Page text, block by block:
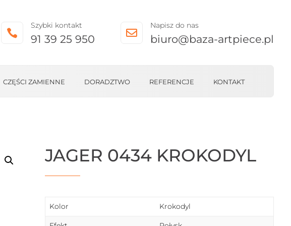

Szybki kontakt
91 39 25 950 
Napisz do nas
biuro@baza-artpiece.pl
CZĘŚCI ZAMIENNE DORADZTWO REFERENCJE KONTAKT
JAGER 0434 KROKODYL
Kolor Krokodyl